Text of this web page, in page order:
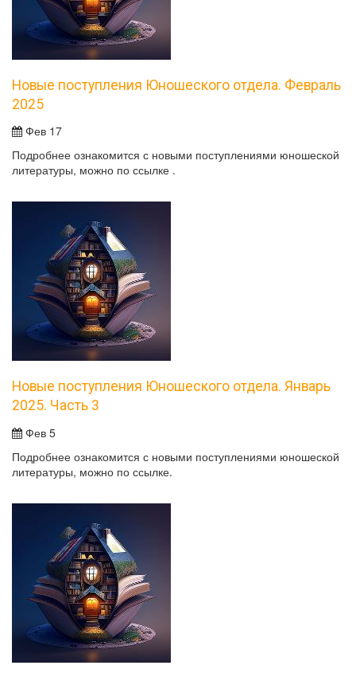
Новые поступления Юношеского отдела. Февраль
2025
Фев 17
Подробнее ознакомится с новыми поступлениями юношеской
литературы, можно по ссылке .
Новые поступления Юношеского отдела. Январь
2025. Часть 3
Фев 5
Подробнее ознакомится с новыми поступлениями юношеской
литературы, можно по ссылке.